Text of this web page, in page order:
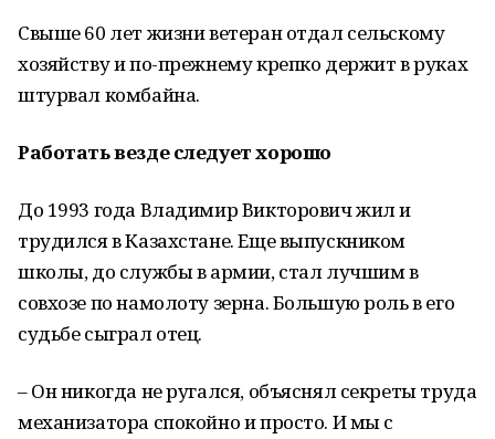
Свыше 60 лет жизни ветеран отдал сельскому
хозяйству и по-прежнему крепко держит в руках
штурвал комбайна.
Работать везде следует хорошо
До 1993 года Владимир Викторович жил и
трудился в Казахстане. Еще выпускником
школы, до службы в армии, стал лучшим в
совхозе по намолоту зерна. Большую роль в его
судьбе сыграл отец.
– Он никогда не ругался, объяснял секреты труда
механизатора спокойно и просто. И мы с